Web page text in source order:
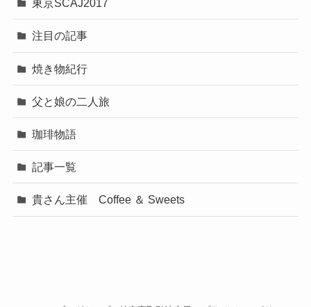
東京SCAJ2017
注目の記事
焼き物紀行
父と娘の二人旅
珈琲物語
記事一覧
貴さん主催 Coffee ＆ Sweets